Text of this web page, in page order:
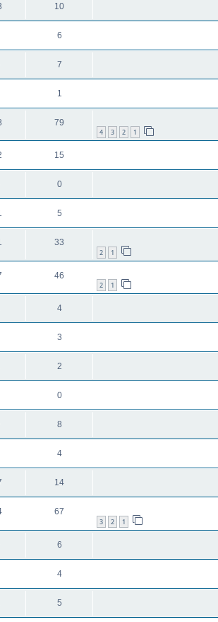
10
6
7
1
1
2
3
4
79
15
0
5
1
2
33
1
2
46
4
3
2
0
8
4
14
1
2
3
67
6
4
5